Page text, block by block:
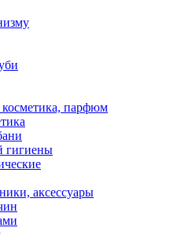
косметика, парфюм
гигиены
аксессуары